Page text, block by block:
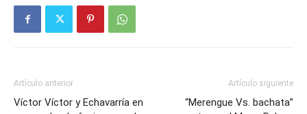
Artículo anterior
Víctor Víctor y Echavarría en
Artículo siguiente
“Merengue Vs. bachata”